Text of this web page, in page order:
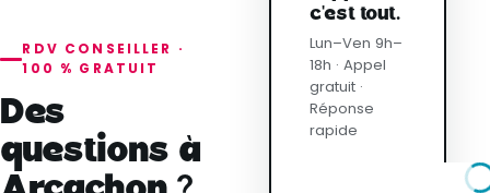
RDV CONSEILLER ·
100 % GRATUIT
Des
questions à
c'est tout.
Lun–Ven 9h–
18h · Appel
gratuit ·
Réponse
rapide